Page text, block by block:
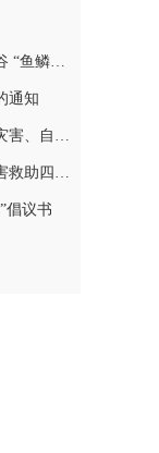
关于湄塘河综合治理项目黄罗湾河谷 “鱼鳞坝”区域不对外开放的公告
通知
湖南省应急委同步提升防汛、地质灾害、自然灾害救助应急响应至三级
湖南启动防汛、地质灾害、自然灾害救助四级应急响应
倡议书